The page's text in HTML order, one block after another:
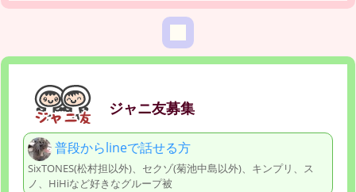
ジャニ友募集
普段からlineで話せる方
SixTONES(松村担以外)、セクゾ(菊池中島以外)、キンプリ、ス
ノ、HiHiなど好きなグループ被